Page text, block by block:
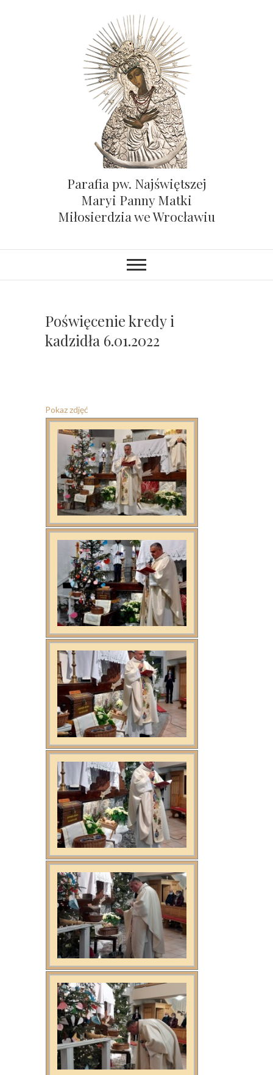
Parafia pw. Najświętszej
Maryi Panny Matki
Miłosierdzia we Wrocławiu
Poświęcenie kredy i
kadzidła 6.01.2022
Pokaz zdjęć